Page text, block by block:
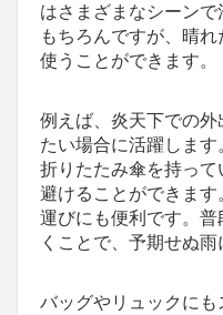
はさまざまなシーン
もちろんですが、晴
使うことができます。
例えば、炎天下での
たい場合に活躍しま
折りたたみ傘を持って
避けることができま
運びにも便利です。
くことで、予期せぬ雨
バッグやリュックに